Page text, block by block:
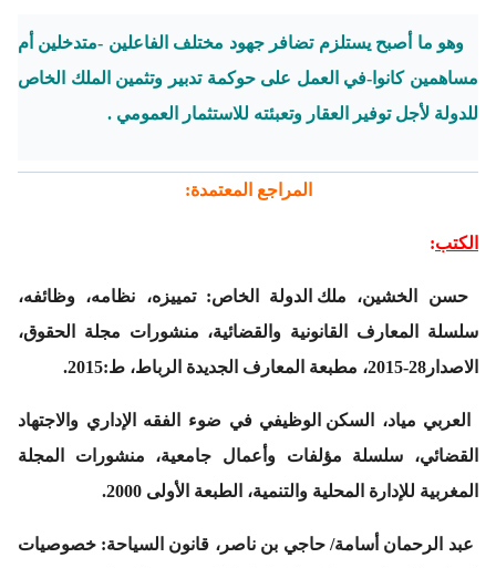
وهو ما أصبح يستلزم تضافر جهود مختلف الفاعلين -متدخلين أم
مساهمين كانوا-في العمل على حوكمة تدبير وتثمين الملك الخاص
للدولة لأجل توفير العقار وتعبئته للاستثمار العمومي .
المراجع المعتمدة:
الكتب:
حسن الخشين، ملك الدولة الخاص: تمييزه، نظامه، وظائفه،
سلسلة المعارف القانونية والقضائية، منشورات مجلة الحقوق،
الاصدار28-2015، مطبعة المعارف الجديدة الرباط، ط:2015.
العربي مياد،
السكن الوظيفي في ضوء الفقه الإداري والاجتهاد
القضائي، سلسلة مؤلفات وأعمال جامعية، منشورات المجلة
المغربية للإدارة المحلية والتنمية، الطبعة الأولى 2000.
عبد الرحمان أسامة/ حاجي بن ناصر، قانون السياحة: خصوصيات